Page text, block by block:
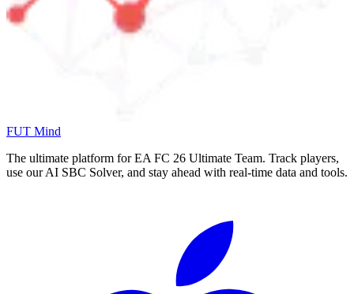
FUT Mind
The ultimate platform for EA FC 26 Ultimate Team. Track players,
use our AI SBC Solver, and stay ahead with real-time data and tools.